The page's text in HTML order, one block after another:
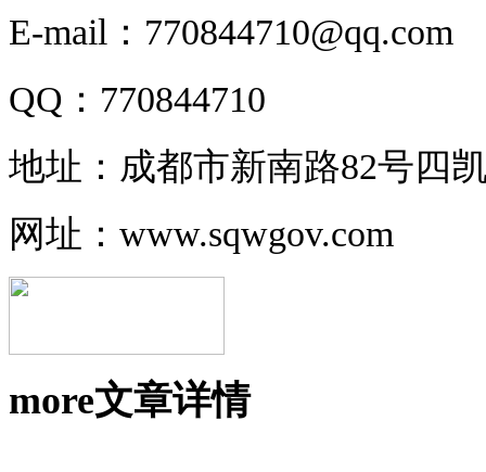
E-mail：770844710@qq.com
QQ：770844710
地址：成都市新南路82号四
网址：www.sqwgov.com
more文章详情